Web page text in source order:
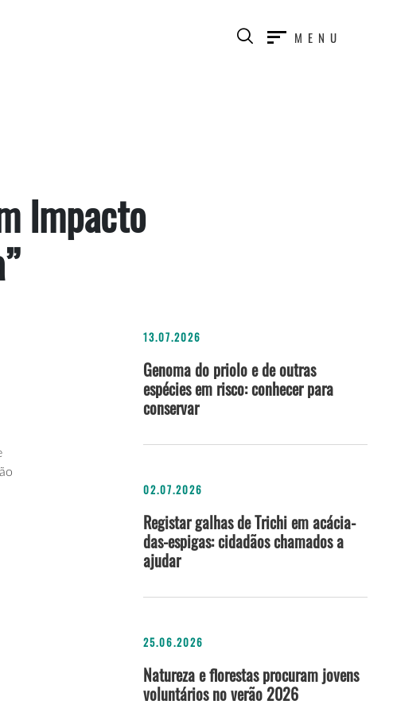
MENU
Impacto
13.07.2026
Genoma do priolo e de outras
espécies em risco: conhecer para
conservar
02.07.2026
Registar galhas de Trichi em acácia-
das-espigas: cidadãos chamados a
ajudar
25.06.2026
Natureza e florestas procuram jovens
voluntários no verão 2026